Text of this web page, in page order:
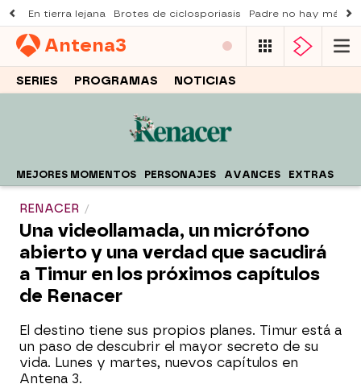
En tierra lejana Brotes de ciclosporiasis Padre no hay más
Antena3
SERIES PROGRAMAS NOTICIAS
MEJORES MOMENTOS PERSONAJES AVANCES EXTRAS
RENACER
Una videollamada, un micrófono
abierto y una verdad que sacudirá
a Timur en los próximos capítulos
de Renacer
El destino tiene sus propios planes. Timur está a
un paso de descubrir el mayor secreto de su
vida. Lunes y martes, nuevos capítulos en
Antena 3.